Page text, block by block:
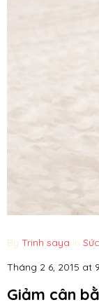
By Trinh saya in
Tháng 2 6, 2015 at
Giảm cân